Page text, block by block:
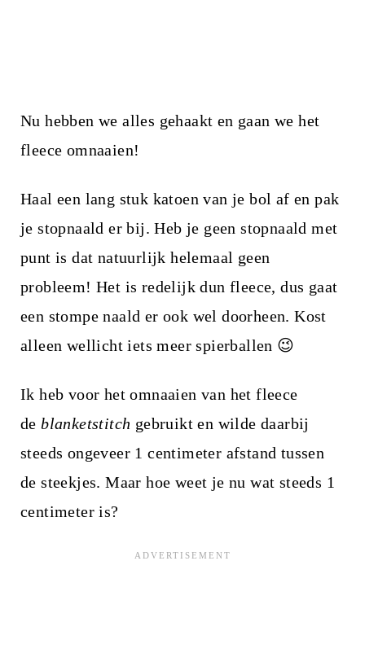
Nu hebben we alles gehaakt en gaan we het
fleece omnaaien!
Haal een lang stuk katoen van je bol af en pak
je stopnaald er bij. Heb je geen stopnaald met
punt is dat natuurlijk helemaal geen
probleem! Het is redelijk dun fleece, dus gaat
een stompe naald er ook wel doorheen. Kost
alleen wellicht iets meer spierballen 😉
Ik heb voor het omnaaien van het fleece
deblanketstitch gebruikt en wilde daarbij
steeds ongeveer 1 centimeter afstand tussen
de steekjes. Maar hoe weet je nu wat steeds 1
centimeter is?